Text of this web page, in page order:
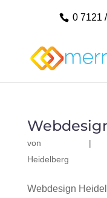
0 7121
von |
Heidelberg
Webdesign